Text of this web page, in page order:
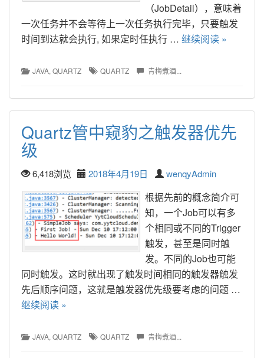
（JobDetail），意味着
一次任务并不会等待上一次任务执行完毕，只要触发
时间到达就会执行, 如果定时任执行 … 继续阅读 »
JAVA, QUARTZ QUARTZ 青梅煮酒...
Quartz管中窥豹之触发器优先
级
6,418浏览 2018年4月19日 wenqyAdmin
根据先前的概念简介可
知，一个Job可以有多
个相同或不同的Trigger
触发，甚至是同时触
发。不同的Job也可能
同时触发。这时就出现了触发时间相同的触发器触发
先后顺序问题，这就是触发器优先级要考虑的问题 …
继续阅读 »
JAVA, QUARTZ QUARTZ 青梅煮酒...